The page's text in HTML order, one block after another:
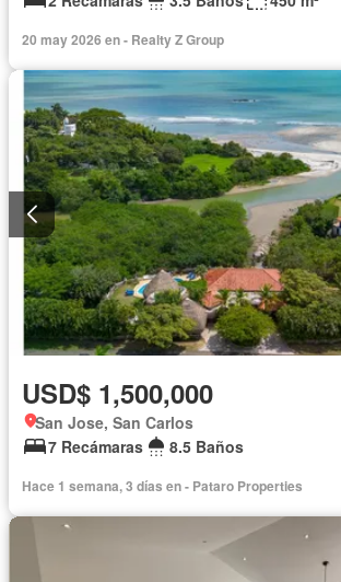
20 may 2026 en - Realty Z Group
USD$ 1,500,000
San Jose, San Carlos
7 Recámaras
8.5 Baños
Hace 1 semana, 3 días en - Pataro Properties